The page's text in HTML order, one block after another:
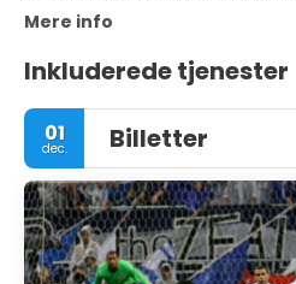
Mere info
Inkluderede tjenester
01
dec. Billetter